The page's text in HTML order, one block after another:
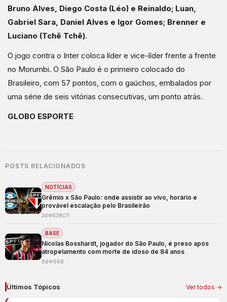
Bruno Alves, Diego Costa (Léo) e Reinaldo; Luan,
Gabriel Sara, Daniel Alves e Igor Gomes; Brenner e
Luciano (Tchê Tchê).
O jogo contra o Inter coloca líder e vice-líder frente a frente
no Morumbi. O São Paulo é o primeiro colocado do
Brasileiro, com 57 pontos, com o gaúchos, embalados por
uma série de seis vitórias consecutivas, um ponto atrás.
GLOBO ESPORTE
POSTS RELACIONADOS
NOTÍCIAS
Grêmio x São Paulo: onde assistir ao vivo, horário e
provável escalação pelo Brasileirão
2d 538 1
BASE
Nicolas Bosshardt, jogador do São Paulo, é preso após
atropelamento com morte de idoso de 84 anos
6d 668
Últimos Tópicos Ver todos →